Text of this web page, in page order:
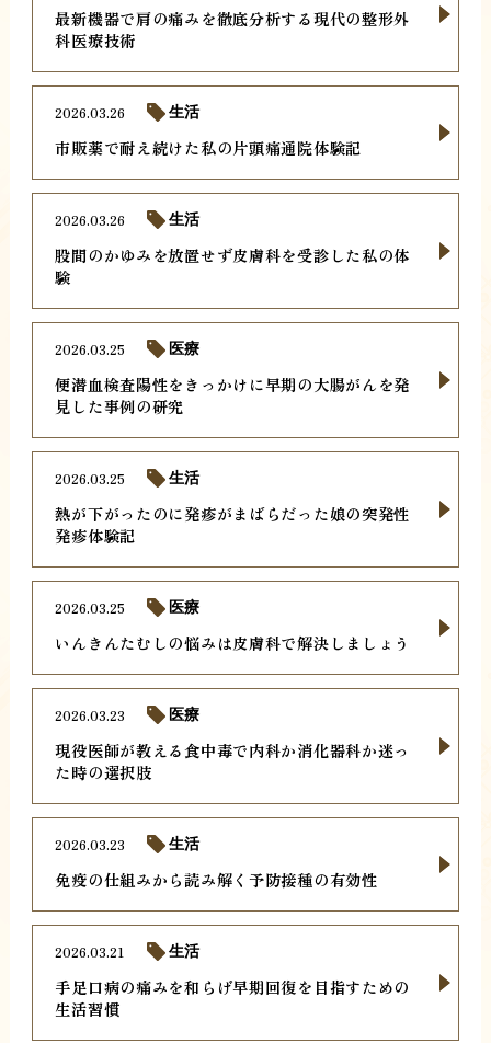
最新機器で肩の痛みを徹底分析する現代の整形外
科医療技術
市販薬で耐え続けた私の片頭痛通院体験記
2026.03.26 生活
股間のかゆみを放置せず皮膚科を受診した私の体
験
2026.03.26 生活
便潜血検査陽性をきっかけに早期の大腸がんを発
見した事例の研究
2026.03.25 医療
熱が下がったのに発疹がまばらだった娘の突発性
発疹体験記
2026.03.25 生活
いんきんたむしの悩みは皮膚科で解決しましょう
2026.03.25 医療
現役医師が教える食中毒で内科か消化器科か迷っ
た時の選択肢
2026.03.23 医療
免疫の仕組みから読み解く予防接種の有効性
2026.03.23 生活
手足口病の痛みを和らげ早期回復を目指すための
生活習慣
2026.03.21 生活